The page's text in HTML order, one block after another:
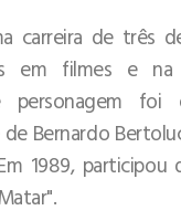
carreira de três
em filmes e na
personagem
Bernardo
1989,